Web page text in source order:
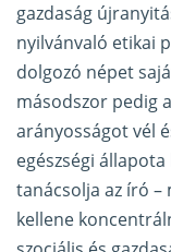
gazdaság
nyilvánvaló etikai
dolgozó népet
másodszor pedig
arányosságot vél
egészségi állapota
tanácsolja az író
kellene